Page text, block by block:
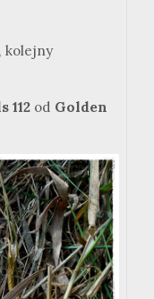
, kolejny
112 od Golden